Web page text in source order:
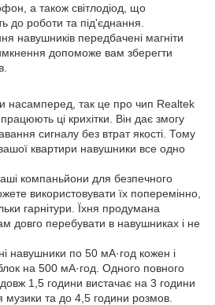
а також світлодіод, що
до роботи та під'єднання.
навушників передбачені магніти
допоможе вам зберегти
насамперед, так це про чип Realtek
ці крихітки. Він дає змогу
сигналу без втрат якості. Тому
вашої квартири навушники все одно
компаньйони для безпечного
використовувати їх поперемінно,
гарнітури. Їхня продумана
довго перебувати в навушниках і не
навушники по 50 мА·год кожен і
на 500 мА·год. Одного повного
1,5 години вистачає на 3 години
музики та до 4,5 години розмов.